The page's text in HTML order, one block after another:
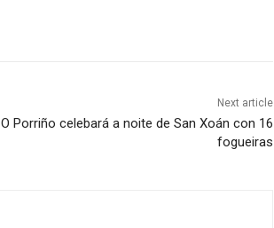
Next article
O Porriño celebará a noite de San Xoán con 16
fogueiras